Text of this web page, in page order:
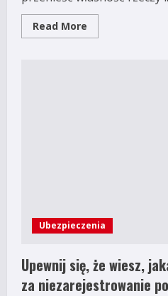
Read More
more
Ubezpieczenia
Upewnij się, że wiesz,
za niezarejestrowanie